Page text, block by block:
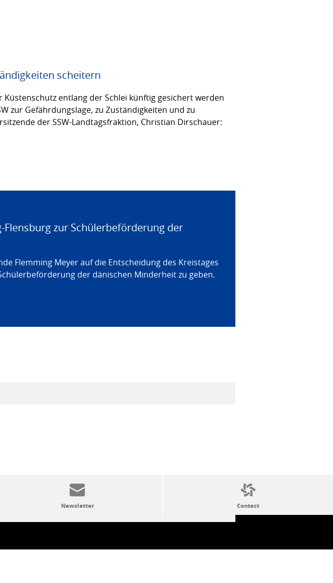
scheitern
entlang der Schlei künftig gesichert werden
zur Gefährdungslage, zu Zuständigkeiten und zu
der SSW-Landtagsfraktion, Christian Dirschauer:
Flensburg zur Schülerbeförderung der
Flemming Meyer auf die Entscheidung des Kreistages
der dänischen Minderheit zu geben.